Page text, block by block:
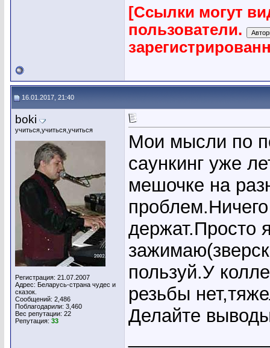
[Ссылки могут
пользователи.
16.01.2017, 21:40
boki
учиться,учиться,учиться
Регистрация: 21.07.2007
Адрес: Беларусь-страна чудес и
сказок.
Сообщений: 2,486
Поблагодарили: 3,460
Вес репутации: 22
Репутация: 33
Мои мысли по
саункинг уже
мешочке на
держат.Просто
пользуй.У
резьбы
Делайте